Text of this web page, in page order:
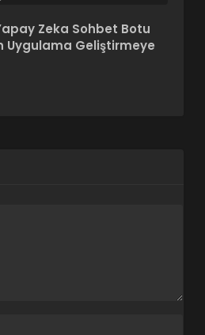
Zeka Sohbet Botu
Uygulama Geliştirmeye